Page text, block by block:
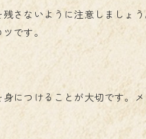
さないように注意しましょ
です。
につけることが大切です。